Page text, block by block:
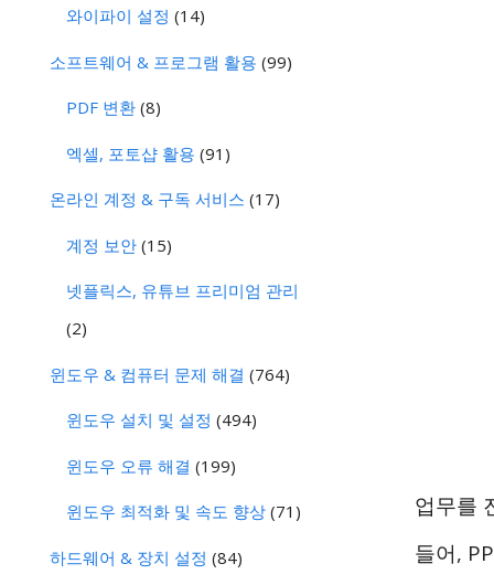
업무를
들어,
와이파이 설정 (14)
소프트웨어 & 프로그램 활용 (99)
PDF 변환 (8)
엑셀, 포토샵 활용 (91)
온라인 계정 & 구독 서비스 (17)
계정 보안 (15)
넷플릭스, 유튜브 프리미엄 관리
(2)
윈도우 & 컴퓨터 문제 해결 (764)
윈도우 설치 및 설정 (494)
윈도우 오류 해결 (199)
윈도우 최적화 및 속도 향상 (71)
하드웨어 & 장치 설정 (84)